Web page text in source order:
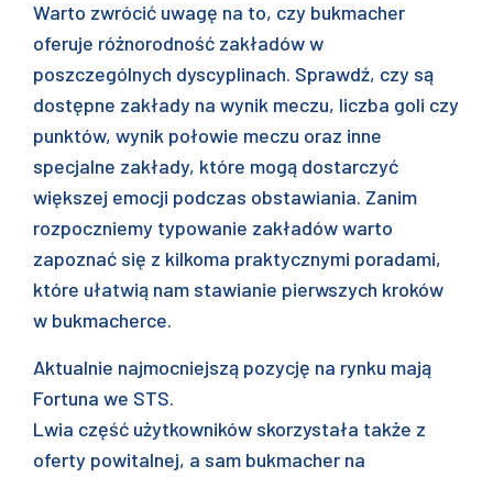
Warto zwrócić uwagę na to, czy bukmacher
oferuje różnorodność zakładów w
poszczególnych dyscyplinach. Sprawdź, czy są
dostępne zakłady na wynik meczu, liczba goli czy
punktów, wynik połowie meczu oraz inne
specjalne zakłady, które mogą dostarczyć
większej emocji podczas obstawiania. Zanim
rozpoczniemy typowanie zakładów warto
zapoznać się z kilkoma praktycznymi poradami,
które ułatwią nam stawianie pierwszych kroków
w bukmacherce.
Aktualnie najmocniejszą pozycję na rynku mają
Fortuna we STS.
Lwia część użytkowników skorzystała także z
oferty powitalnej, a sam bukmacher na